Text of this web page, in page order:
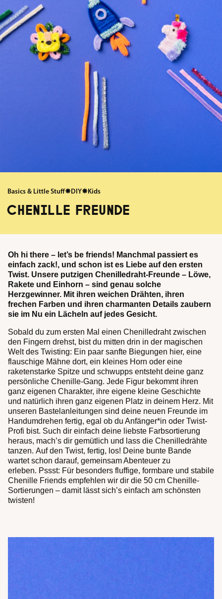
Basics & Little Stuff✸DIY✸Kids
CHENILLE FREUNDE
Oh hi there – let’s be friends! Manchmal passiert es
einfach zack!, und schon ist es Liebe auf den ersten
Twist. Unsere putzigen Chenilledraht-Freunde – Löwe,
Rakete und Einhorn – sind genau solche
Herzgewinner. Mit ihren weichen Drähten, ihren
frechen Farben und ihren charmanten Details zaubern
sie im Nu ein Lächeln auf jedes Gesicht.
Sobald du zum ersten Mal einen Chenilledraht zwischen
den Fingern drehst, bist du mitten drin in der magischen
Welt des Twisting: Ein paar sanfte Biegungen hier, eine
flauschige Mähne dort, ein kleines Horn oder eine
raketenstarke Spitze und schwupps entsteht deine ganz
persönliche Chenille-Gang. Jede Figur bekommt ihren
ganz eigenen Charakter, ihre eigene kleine Geschichte
und natürlich ihren ganz eigenen Platz in deinem Herz. Mit
unseren Bastelanleitungen sind deine neuen Freunde im
Handumdrehen fertig, egal ob du Anfänger*in oder Twist-
Profi bist. Such dir einfach deine liebste Farbsortierung
heraus, mach’s dir gemütlich und lass die Chenilledrähte
tanzen. Auf den Twist, fertig, los! Deine bunte Bande
wartet schon darauf, gemeinsam Abenteuer zu
erleben. Pssst: Für besonders fluffige, formbare und stabile
Chenille Friends empfehlen wir dir die 50 cm Chenille-
Sortierungen – damit lässt sich’s einfach am schönsten
twisten!